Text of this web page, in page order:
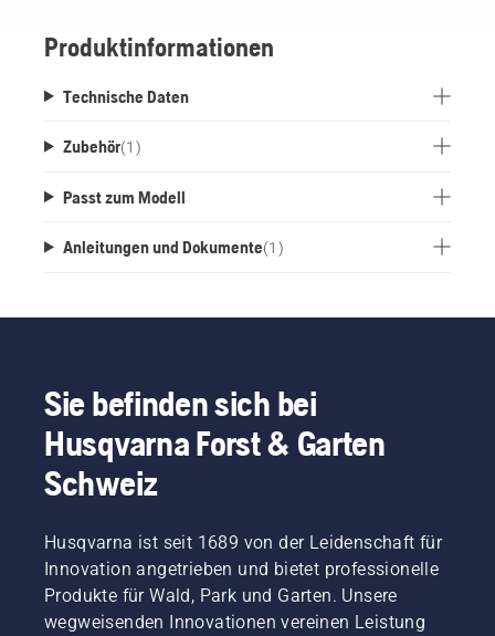
Produktinformationen
Technische Daten
Zubehör(1 )
Passt zum Modell
Anleitungen und Dokumente(1 )
Sie befinden sich bei
Husqvarna Forst & Garten
Schweiz
Husqvarna ist seit 1689 von der Leidenschaft für
Innovation angetrieben und bietet professionelle
Produkte für Wald, Park und Garten. Unsere
wegweisenden Innovationen vereinen Leistung